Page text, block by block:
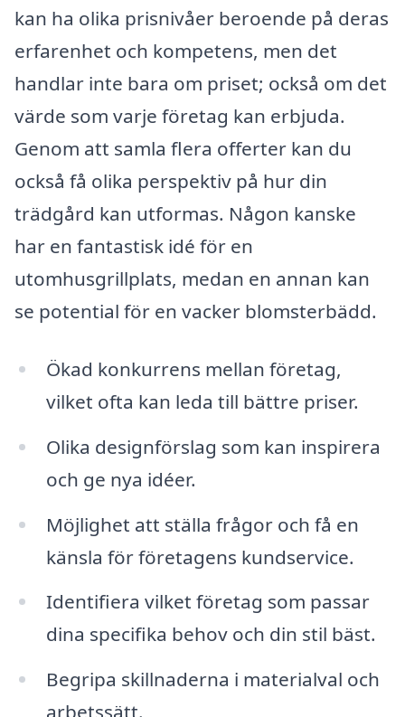
kan ha olika prisnivåer beroende på deras
erfarenhet och kompetens, men det
handlar inte bara om priset; också om det
värde som varje företag kan erbjuda.
Genom att samla flera offerter kan du
också få olika perspektiv på hur din
trädgård kan utformas. Någon kanske
har en fantastisk idé för en
utomhusgrillplats, medan en annan kan
se potential för en vacker blomsterbädd.
Ökad konkurrens mellan företag,
vilket ofta kan leda till bättre priser.
Olika designförslag som kan inspirera
och ge nya idéer.
Möjlighet att ställa frågor och få en
känsla för företagens kundservice.
Identifiera vilket företag som passar
dina specifika behov och din stil bäst.
Begripa skillnaderna i materialval och
arbetssätt.